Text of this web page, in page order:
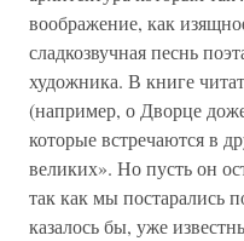
воображение, как
сладкозвучная песнь
художника. В книге
(например, о Дворце
которые встречаются в
великих». Но пусть он
так как мы постарались
казалось бы, уже